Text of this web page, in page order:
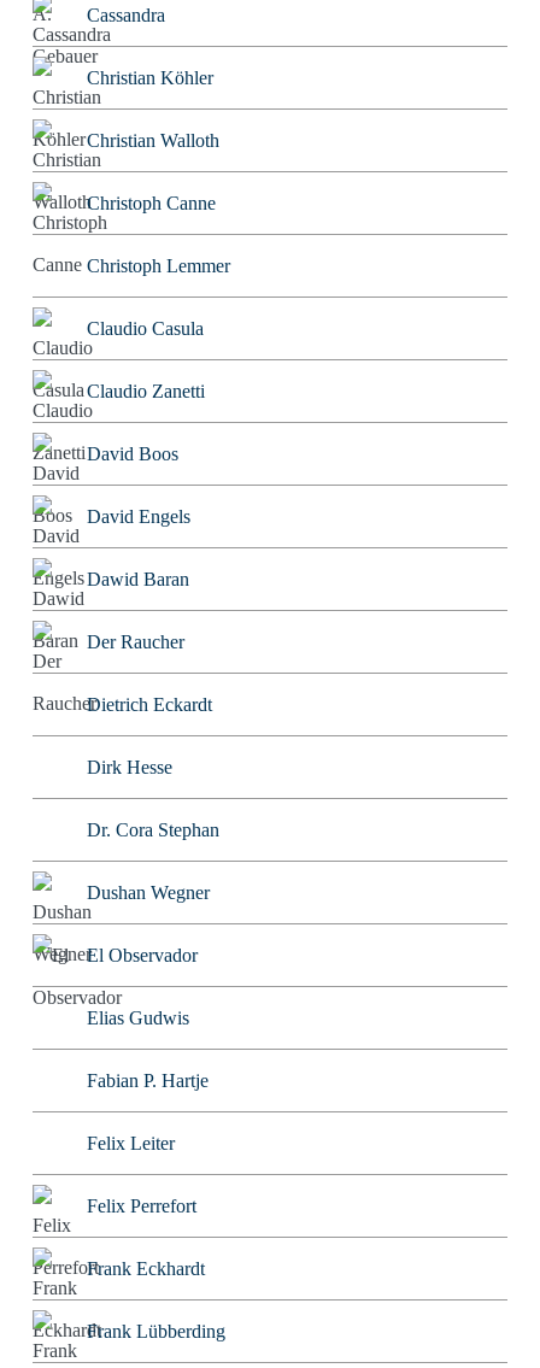
Cassandra
Christian Köhler
Christian Walloth
Christoph Canne
Christoph Lemmer
Claudio Casula
Claudio Zanetti
David Boos
David Engels
Dawid Baran
Der Raucher
Dietrich Eckardt
Dirk Hesse
Dr. Cora Stephan
Dushan Wegner
El Observador
Elias Gudwis
Fabian P. Hartje
Felix Leiter
Felix Perrefort
Frank Eckhardt
Frank Lübberding